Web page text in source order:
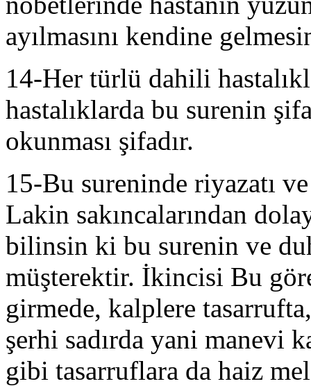
ayılmasını kendine
14-Her türlü dahili
hastalıklarda bu surenin
okunması şifadır.
15-Bu sureninde riyazatı
Lakin sakıncalarından
bilinsin ki bu surenin ve
müşterektir. İkincisi Bu
girmede, kalplere
şerhi sadırda yani manevi
gibi tasarruflara da haiz